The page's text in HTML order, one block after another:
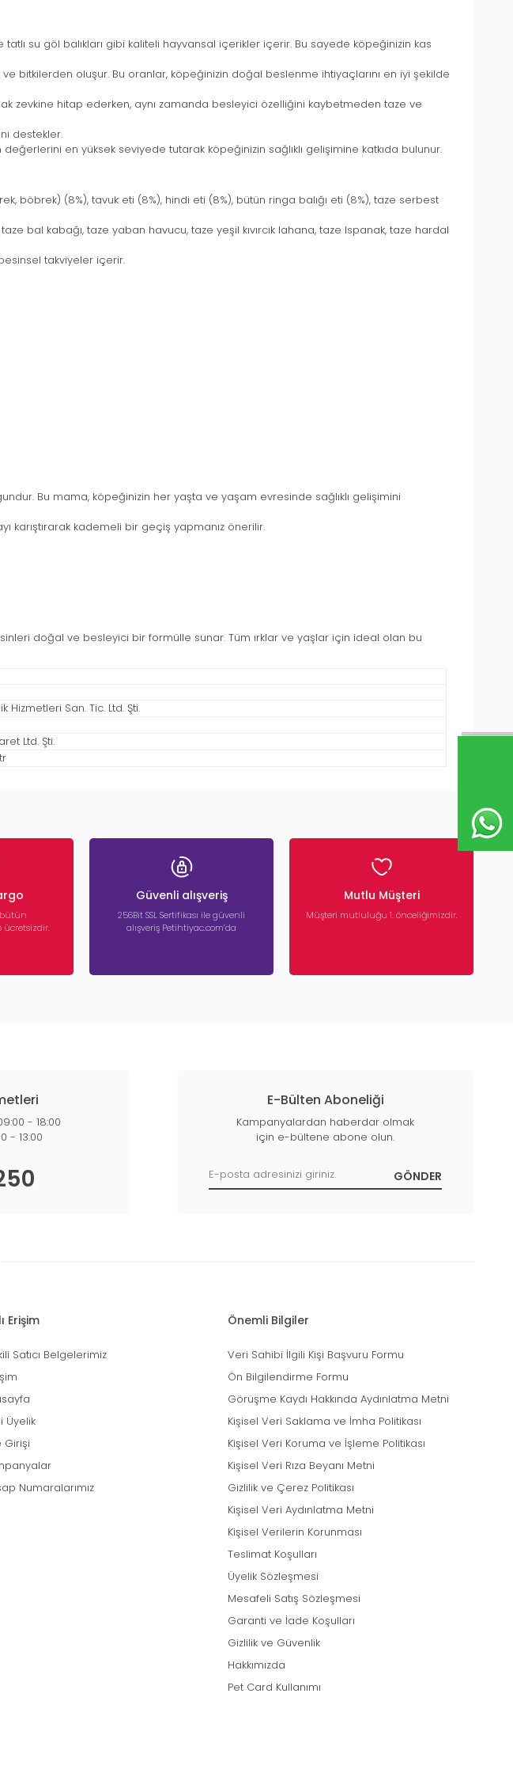
tatlı su göl balıkları gibi kaliteli hayvansal içerikler içerir. Bu sayede köpeğinizin kas
bitkilerden oluşur. Bu oranlar, köpeğinizin doğal beslenme ihtiyaçlarını en iyi şekilde
zevkine hitap ederken, aynı zamanda besleyici özelliğini kaybetmeden taze ve
destekler.
en yüksek seviyede tutarak köpeğinizin sağlıklı gelişimine katkıda bulunur.
böbrek) (8%), tavuk eti (8%), hindi eti (8%), bütün ringa balığı eti (8%), taze serbest
bal kabağı, taze yaban havucu, taze yeşil kıvırcık lahana, taze Ispanak, taze hardal
takviyeler içerir.
Bu mama, köpeğinizin her yaşta ve yaşam evresinde sağlıklı gelişimini
karıştırarak kademeli bir geçiş yapmanız önerilir.
doğal ve besleyici bir formülle sunar. Tüm ırklar ve yaşlar için ideal olan bu
Hizmetleri San. Tic. Ltd. Şti.
Ltd. Şti.
bütün
ücretsizdir.
Güvenli alışveriş
256Bit SSL Sertifikası ile güvenli
alışveriş Petihtiyac.com’da
Mutlu Müşteri
Müşteri mutluluğu 1. önceliğimizdir.
- 18:00
- 13:00
E-Bülten Aboneliği
Kampanyalardan haberdar olmak
için e-bültene abone olun.
Erişim
Satıcı Belgelerimiz
Üyelik
Girişi
Numaralarımız
Önemli Bilgiler
Veri Sahibi İlgili Kişi Başvuru Formu
Ön Bilgilendirme Formu
Görüşme Kaydı Hakkında Aydınlatma Metni
Kişisel Veri Saklama ve İmha Politikası
Kişisel Veri Koruma ve İşleme Politikası
Kişisel Veri Rıza Beyanı Metni
Gizlilik ve Çerez Politikası
Kişisel Veri Aydınlatma Metni
Kişisel Verilerin Korunması
Teslimat Koşulları
Üyelik Sözleşmesi
Mesafeli Satış Sözleşmesi
Garanti ve İade Koşulları
Gizlilik ve Güvenlik
Hakkımızda
Pet Card Kullanımı